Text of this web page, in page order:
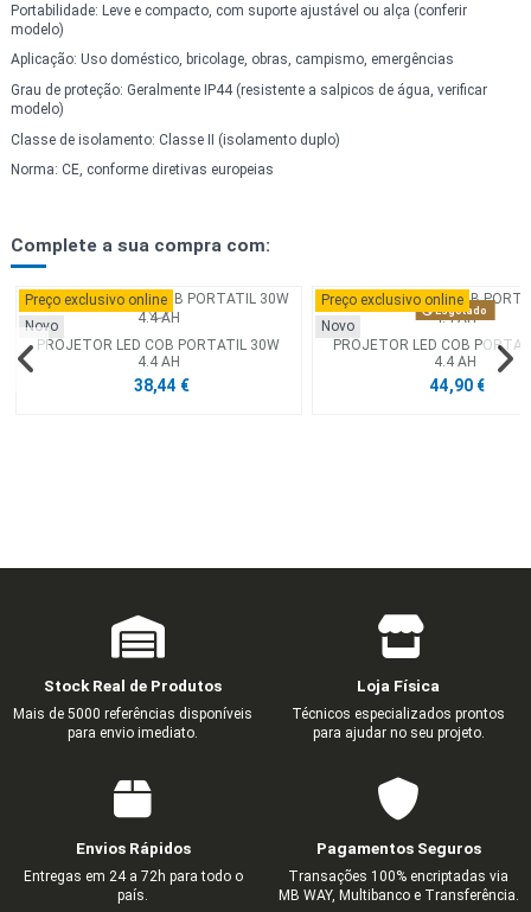
Portabilidade: Leve e compacto, com suporte ajustável ou alça (conferir
modelo)
Aplicação: Uso doméstico, bricolage, obras, campismo, emergências
Grau de proteção: Geralmente IP44 (resistente a salpicos de água, verificar
modelo)
Classe de isolamento: Classe II (isolamento duplo)
Norma: CE, conforme diretivas europeias
Complete a sua compra com:
Preço exclusivo online
Novo
PROJETOR LED COB PORTATIL 30W
4.4 AH
38,44 €
Preço exclusivo online
Novo
Esgotado
PROJETOR LED COB
4.4 AH
44,90 €
Stock Real de Produtos
Mais de 5000 referências disponíveis
para envio imediato.
Loja Física
Técnicos especializados prontos
para ajudar no seu projeto.
Envios Rápidos
Entregas em 24 a 72h para todo o
país.
Pagamentos Seguros
Transações 100% encriptadas via
MB WAY, Multibanco e Transferência.